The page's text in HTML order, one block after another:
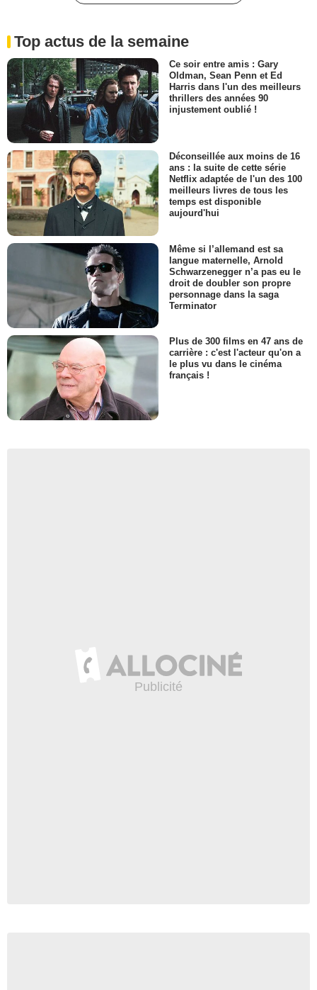
Top actus de la semaine
Ce soir entre amis : Gary
Oldman, Sean Penn et Ed
Harris dans l'un des meilleurs
thrillers des années 90
injustement oublié !
Déconseillée aux moins de 16
ans : la suite de cette série
Netflix adaptée de l'un des 100
meilleurs livres de tous les
temps est disponible
aujourd'hui
Même si l’allemand est sa
langue maternelle, Arnold
Schwarzenegger n’a pas eu le
droit de doubler son propre
personnage dans la saga
Terminator
Plus de 300 films en 47 ans de
carrière : c'est l'acteur qu'on a
le plus vu dans le cinéma
français !